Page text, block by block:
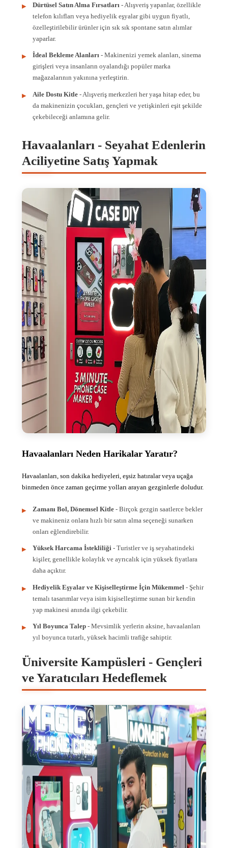
Dürtüsel Satın Alma Fırsatları - Alışveriş yapanlar, özellikle
telefon kılıfları veya hediyelik eşyalar gibi uygun fiyatlı,
özelleştirilebilir ürünler için sık sık spontane satın alımlar
yaparlar.
İdeal Bekleme Alanları - Makinenizi yemek alanları, sinema
girişleri veya insanların oyalandığı popüler marka
mağazalarının yakınına yerleştirin.
Aile Dostu Kitle - Alışveriş merkezleri her yaşa hitap eder, bu
da makinenizin çocukları, gençleri ve yetişkinleri eşit şekilde
çekebileceği anlamına gelir.
Havaalanları - Seyahat Edenlerin
Aciliyetine Satış Yapmak
Havaalanları Neden Harikalar Yaratır?
Havaalanları, son dakika hediyeleri, eşsiz hatıralar veya uçağa
binmeden önce zaman geçirme yolları arayan gezginlerle doludur.
Zamanı Bol, Dönemsel Kitle - Birçok gezgin saatlerce bekler
ve makineniz onlara hızlı bir satın alma seçeneği sunarken
onları eğlendirebilir.
Yüksek Harcama İstekliliği - Turistler ve iş seyahatindeki
kişiler, genellikle kolaylık ve ayrıcalık için yüksek fiyatlara
daha açıktır.
Hediyelik Eşyalar ve Kişiselleştirme İçin Mükemmel - Şehir
temalı tasarımlar veya isim kişiselleştirme sunan bir kendin
yap makinesi anında ilgi çekebilir.
Yıl Boyunca Talep - Mevsimlik yerlerin aksine, havaalanları
yıl boyunca tutarlı, yüksek hacimli trafiğe sahiptir.
Üniversite Kampüsleri - Gençleri
ve Yaratıcıları Hedeflemek